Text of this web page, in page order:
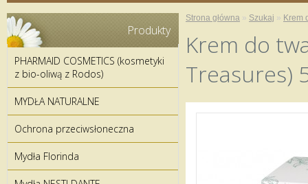
Produkty
PHARMAID COSMETICS (kosmetyki
z bio-oliwą z Rodos)
MYDŁA NATURALNE
Ochrona przeciwsłoneczna
Mydła Florinda
Strona główna » Szukaj » Krem
Krem do
Treasures)